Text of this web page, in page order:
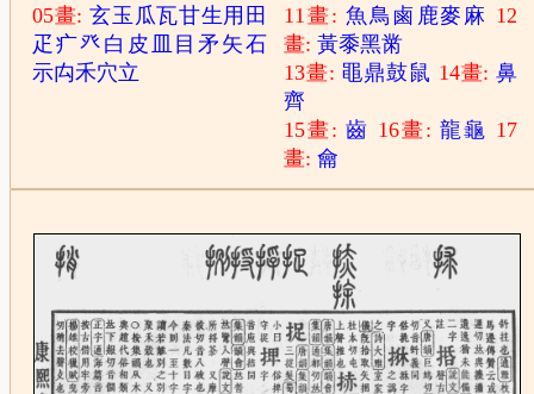
05畫:玄玉 瓜瓦甘生用 田
疋 疒癶 白 皮 目矛 矢石
示禸禾穴立
11畫: 魚鳥 鹵 鹿麥 麻 12
畫:黃黍黑黹
13畫: 黽鼎鼓鼠 14畫:鼻
齊
15畫:齒 16畫:龍龜 17
畫:龠